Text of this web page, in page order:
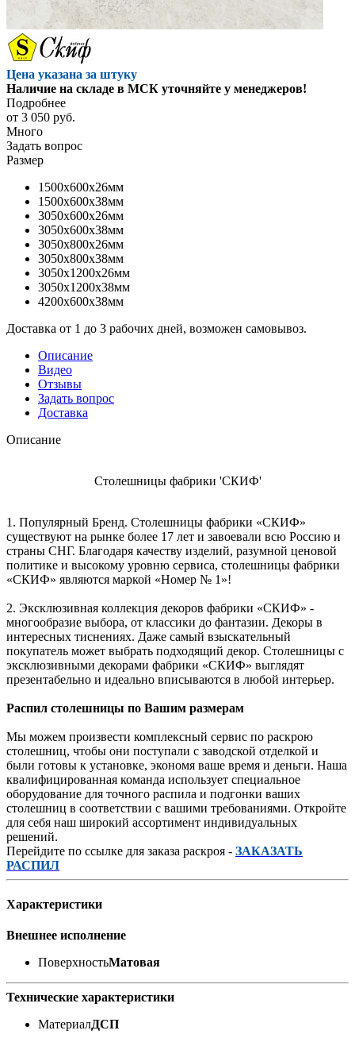
Цена указана за штуку
Наличие на складе в МСК уточняйте у менеджеров!
Подробнее
от 3 050 руб.
Много
Задать вопрос
Размер
1500x600x26мм
1500x600x38мм
3050x600x26мм
3050x600x38мм
3050x800x26мм
3050x800x38мм
3050x1200x26мм
3050x1200x38мм
4200x600x38мм
Доставка от 1 до 3 рабочих дней, возможен самовывоз.
Описание
Видео
Отзывы
Задать вопрос
Доставка
Описание
Столешницы фабрики 'СКИФ'
1. Популярный Бренд. Столешницы фабрики «СКИФ»
существуют на рынке более 17 лет и завоевали всю Россию и
страны СНГ. Благодаря качеству изделий, разумной ценовой
политике и высокому уровню сервиса, столешницы фабрики
«СКИФ» являются маркой «Номер № 1»!
2. Эксклюзивная коллекция декоров фабрики «СКИФ» -
многообразие выбора, от классики до фантазии. Декоры в
интересных тиснениях. Даже самый взыскательный
покупатель может выбрать подходящий декор. Столешницы с
эксклюзивными декорами фабрики «СКИФ» выглядят
презентабельно и идеально вписываются в любой интерьер.
Распил столешницы по Вашим размерам
Мы можем произвести комплексный сервис по раскрою
столешниц, чтобы они поступали с заводской отделкой и
были готовы к установке, экономя ваше время и деньги. Наша
квалифицированная команда использует специальное
оборудование для точного распила и подгонки ваших
столешниц в соответствии с вашими требованиями. Откройте
для себя наш широкий ассортимент индивидуальных
решений.
Перейдите по ссылке для заказа раскроя - ЗАКАЗАТЬ
РАСПИЛ
Характеристики
Внешнее исполнение
ПоверхностьМатовая
Технические характеристики
МатериалДСП